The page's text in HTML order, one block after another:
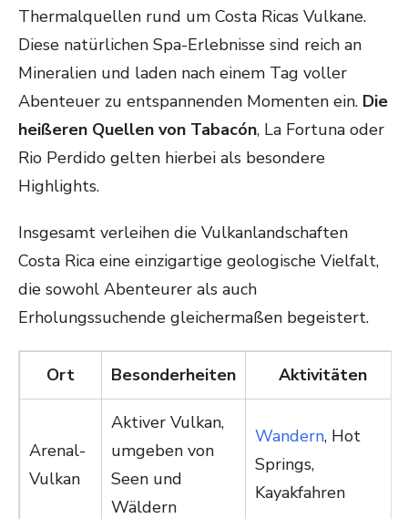
Thermalquellen rund um Costa Ricas Vulkane.
Diese natürlichen Spa-Erlebnisse sind reich an
Mineralien und laden nach einem Tag voller
Abenteuer zu entspannenden Momenten ein. Die
heißeren Quellen von Tabacón, La Fortuna oder
Rio Perdido gelten hierbei als besondere
Highlights.
Insgesamt verleihen die Vulkanlandschaften
Costa Rica eine einzigartige geologische Vielfalt,
die sowohl Abenteurer als auch
Erholungssuchende gleichermaßen begeistert.
Ort Besonderheiten Aktivitäten
Arenal-
Vulkan
Aktiver Vulkan,
umgeben von
Seen und
Wäldern
Wandern, Hot
Springs,
Kayakfahren